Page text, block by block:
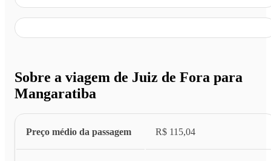
Sobre a viagem de Juiz de Fora para
Mangaratiba
Preço médio da passagem R$ 115,04